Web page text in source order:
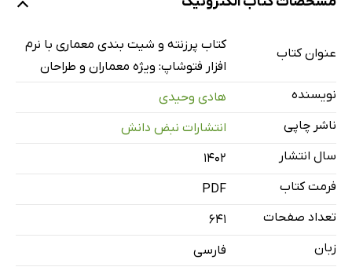
فصل دوم: آشنایی با پانل‌ها و فرمت‌های گرافیکی فتوشاپ
Panels & File Format
فصل سوم: ابزارهای انتخاب در فتوشاپ Selection Tool
فصل چهارم: ابزارهای تغییر شکل در فتوشاپ Transform Tools
،Guides ،Grid
فصل هفتم: لایه‌ها در فتوشاپ Photoshop Layers
عنوان کتاب
کتاب پرزنته و شیت بندی معماری با نرم
افزار فتوشاپ: ویژه معماران و طراحان
نویسنده
هادی وحیدی
ناشر چاپی
انتشارات نبض دانش
سال انتشار
۱۴۰۲
فرمت کتاب
PDF
تعداد صفحات
641
زبان
فارسی